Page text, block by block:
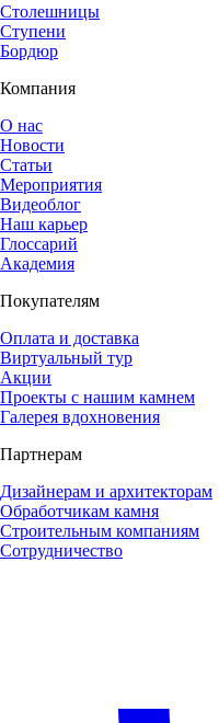
Столешницы
Ступени
Бордюр
Компания
О нас
Новости
Статьи
Мероприятия
Видеоблог
Наш карьер
Глоссарий
Академия
Покупателям
Оплата и доставка
Виртуальный тур
Акции
Проекты с нашим камнем
Галерея вдохновения
Партнерам
Дизайнерам и архитекторам
Обработчикам камня
Строительным компаниям
Сотрудничество